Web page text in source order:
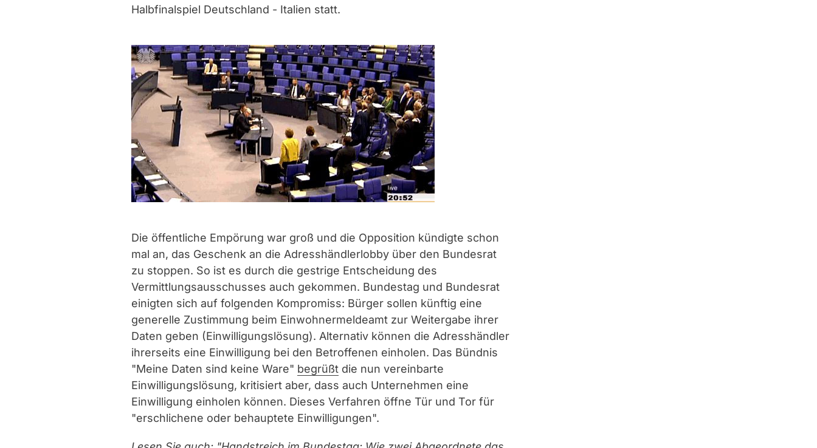
Halbfinalspiel Deutschland - Italien statt.
Die öffentliche Empörung war groß und die Opposition kündigte schon
mal an, das Geschenk an die Adresshändlerlobby über den Bundesrat
zu stoppen. So ist es durch die gestrige Entscheidung des
Vermittlungsausschusses auch gekommen. Bundestag und Bundesrat
einigten sich auf folgenden Kompromiss: Bürger sollen künftig eine
generelle Zustimmung beim Einwohnermeldeamt zur Weitergabe ihrer
Daten geben (Einwilligungslösung). Alternativ können die Adresshändler
ihrerseits eine Einwilligung bei den Betroffenen einholen. Das Bündnis
"Meine Daten sind keine Ware" begrüßt die nun vereinbarte
Einwilligungslösung, kritisiert aber, dass auch Unternehmen eine
Einwilligung einholen können. Dieses Verfahren öffne Tür und Tor für
"erschlichene oder behauptete Einwilligungen".